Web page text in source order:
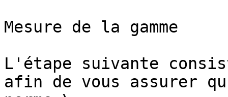
Mesure de la gamme
L'étape suivante
afin de vous assurer